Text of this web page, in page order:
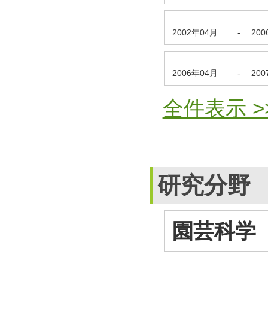
2002年04月 -
2006年04月 -
全件表示
研究分野
園芸科学